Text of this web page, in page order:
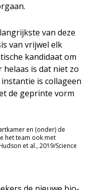
van deze
van vrijwel elk
kandidaat om
is dat niet zo
is collageen
de geprinte vorm
en (onder) de
het team ook met
et al., 2019/Science